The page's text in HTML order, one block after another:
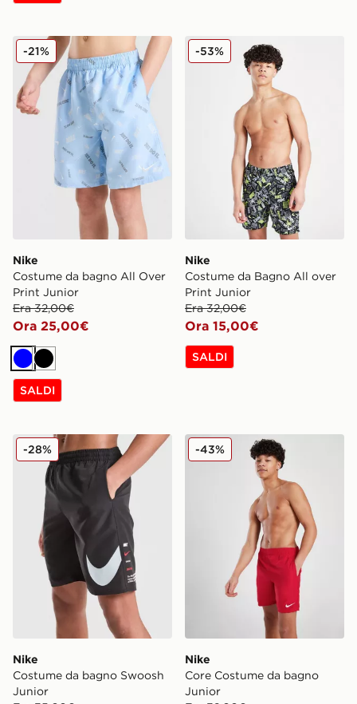
Nike Costume da bagno All Over Print Junior
Nike
Costume da bagno All Over
Print Junior
Era 32,00€
Ora 25,00€
-21%
BluNero
SALDI
Nike Costume da Bagno
Nike
Costume da Bagno All over
Print Junior
Era 32,00€
Ora 15,00€
-53%
SALDI
Nike Costume da bagno Swoosh Junior
Nike
Costume da bagno Swoosh
Junior
-28% Nike Core Costume da
Nike
Core Costume da bagno
Junior
-43%